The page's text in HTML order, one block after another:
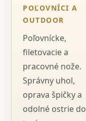
POĽOVNÍCI A
OUTDOOR
Poľovnícke,
filetovacie a
pracovné nože.
Správny uhol,
oprava špičky a
odolné ostrie do